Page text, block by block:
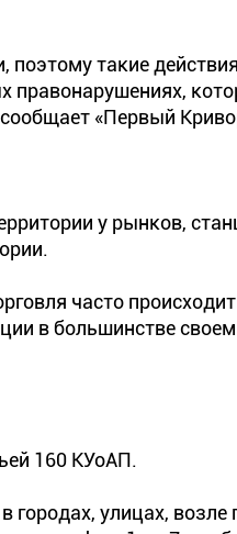
поэтому такие действия
правонарушениях,
«Первый
у рынков,
часто
в большинстве
160 КУоАП.
городах, улицах, возле